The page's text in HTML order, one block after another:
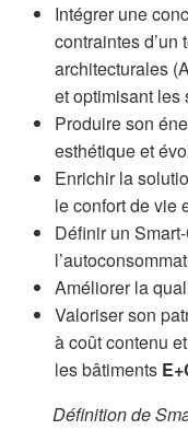
Intégrer une
contraintes
architecturales
et optimisant les
Produire son
esthétique et
Enrichir la
le confort de vie
Définir un
Améliorer la
Valoriser son
à coût contenu
les bâtiments
Définition de